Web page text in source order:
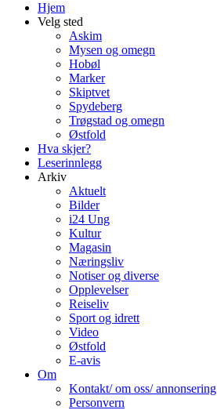
Hjem
Velg sted
Askim
Mysen og omegn
Hobøl
Marker
Skiptvet
Spydeberg
Trøgstad og omegn
Østfold
Hva skjer?
Leserinnlegg
Arkiv
Aktuelt
Bilder
i24 Ung
Kultur
Magasin
Næringsliv
Notiser og diverse
Opplevelser
Reiseliv
Sport og idrett
Video
Østfold
E-avis
Om
Kontakt/ om oss/ annonsering
Personvern